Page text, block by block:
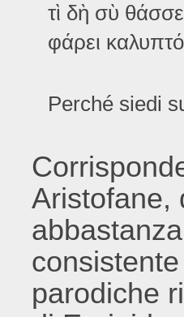
τὶ δὴ σὺ
φάρει
Perché siedi
Aristofane,
parodiche